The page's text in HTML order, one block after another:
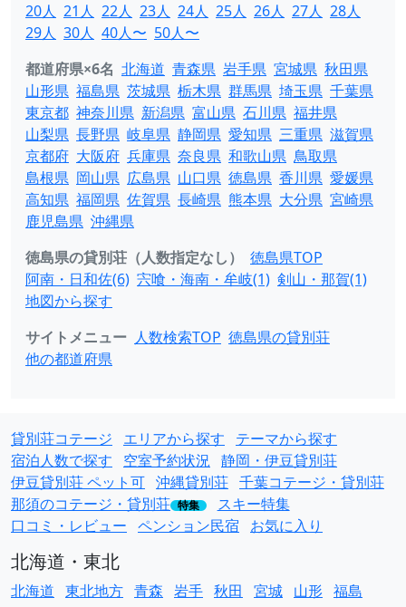
20人 21人 22人 23人 24人 25人 26人 27人 28人
29人 30人 40人〜 50人〜
都道府県×6名 北海道 青森県 岩手県 宮城県 秋田県
山形県 福島県 茨城県 栃木県 群馬県 埼玉県 千葉県
東京都 神奈川県 新潟県 富山県 石川県 福井県
山梨県 長野県 岐阜県 静岡県 愛知県 三重県 滋賀県
京都府 大阪府 兵庫県 奈良県 和歌山県 鳥取県
島根県 岡山県 広島県 山口県 徳島県 香川県 愛媛県
高知県 福岡県 佐賀県 長崎県 熊本県 大分県 宮崎県
鹿児島県 沖縄県
徳島県の貸別荘（人数指定なし）
徳島県TOP
阿南・日和佐(6) 宍喰・海南・牟岐(1) 剣山・那賀(1)
地図から探す
サイトメニュー 人数検索TOP 徳島県の貸別荘
他の都道府県
貸別荘コテージ エリアから探す
テーマから探す
宿泊人数で探す
空室予約状況 静岡・伊豆貸別荘
伊豆貸別荘 ペット可 沖縄貸別荘 千葉コテージ・貸別荘
那須のコテージ・貸別荘 特集
スキー特集
口コミ・レビュー ペンション民宿 お気に入り
北海道・東北
北海道 東北地方 青森 岩手 秋田 宮城 山形 福島